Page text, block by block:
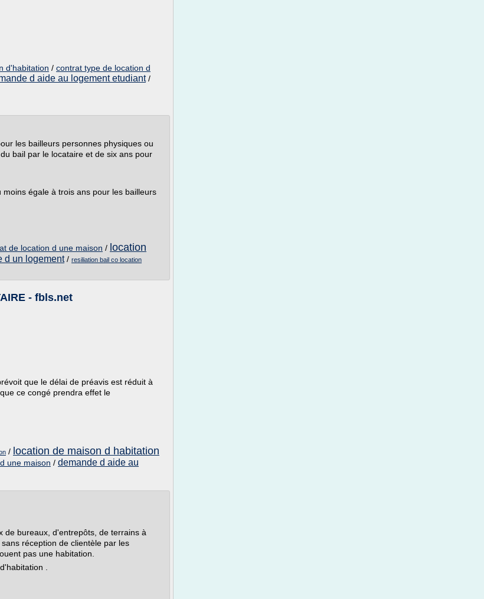
d'habitation / contrat type de location d
d aide au logement etudiant/
les bailleurs personnes physiques ou
bail par le locataire et de six ans pour
égale à trois ans pour les bailleurs
de location d une maison / location
d un logement/ resiliation bail co location
- fbls.net
que le délai de préavis est réduit à
ce congé prendra effet le
/ location de maison d habitation
une maison / demande d aide au
de bureaux, d'entrepôts, de terrains à
réception de clientèle par les
pas une habitation.
.